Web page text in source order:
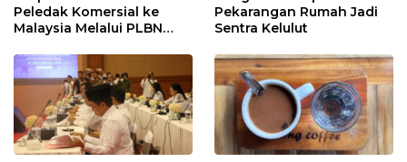
Peledak Komersial ke
Malaysia Melalui PLBN
Pekarangan Rumah Jadi
Sentra Kelulut